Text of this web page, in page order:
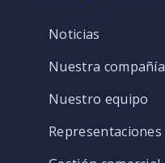
Noticias
Nuestra compañía
Nuestro equipo
Representaciones